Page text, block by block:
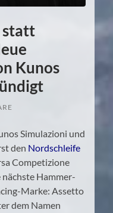
statt
Kunos
Simulazioni und
den Nordschleife
Competizione
Hammer-
Marke: Assetto
dem Namen